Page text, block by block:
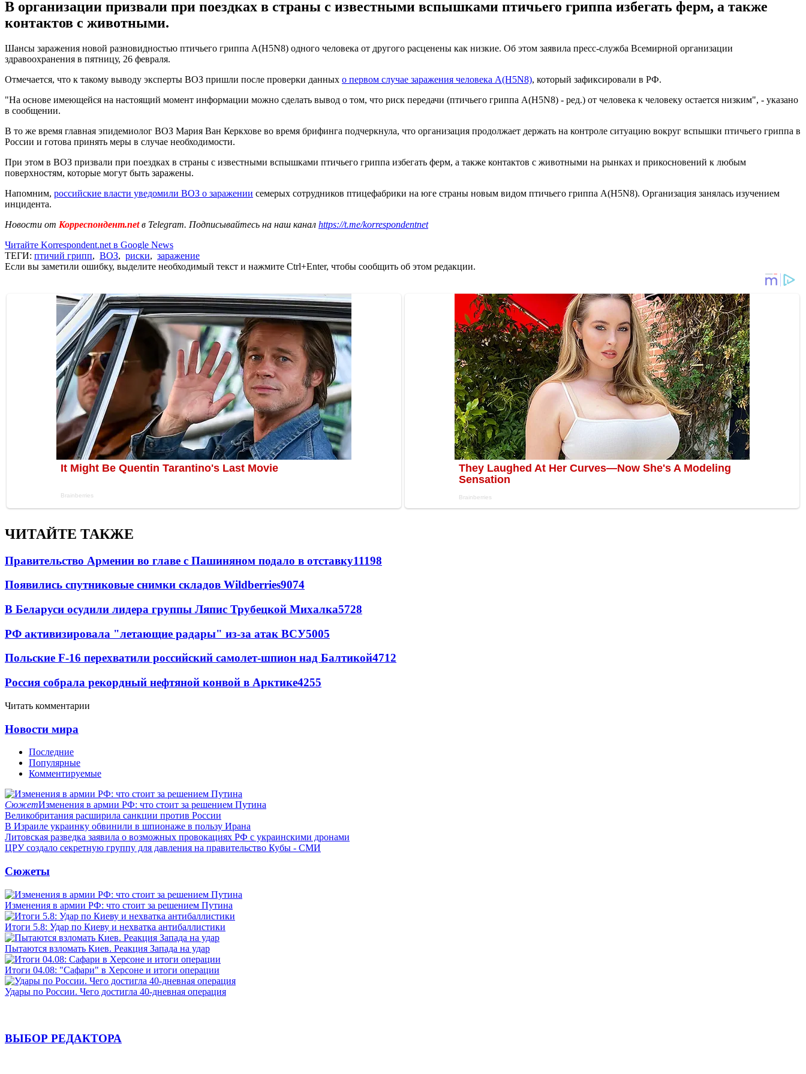
В организации призвали при поездках в страны с известными вспышками птичьего гриппа избегать ферм, а также
контактов с животными.
Шансы заражения новой разновидностью птичьего гриппа А(H5N8) одного человека от другого расценены как низкие. Об этом заявила пресс-служба Всемирной организации
здравоохранения в пятницу, 26 февраля.
Отмечается, что к такому выводу эксперты ВОЗ пришли после проверки данных о первом случае заражения человека А(H5N8), который зафиксировали в РФ.
"На основе имеющейся на настоящий момент информации можно сделать вывод о том, что риск передачи (птичьего гриппа А(H5N8) - ред.) от человека к человеку остается низким", - указано
в сообщении.
В то же время главная эпидемиолог ВОЗ Мария Ван Керкхове во время брифинга подчеркнула, что организация продолжает держать на контроле ситуацию вокруг вспышки птичьего гриппа в
России и готова принять меры в случае необходимости.
При этом в ВОЗ призвали при поездках в страны с известными вспышками птичьего гриппа избегать ферм, а также контактов с животными на рынках и прикосновений к любым
поверхностям, которые могут быть заражены.
Напомним, российские власти уведомили ВОЗ о заражении семерых сотрудников птицефабрики на юге страны новым видом птичьего гриппа A(H5N8). Организация занялась изучением
инцидента.
Новости от Корреспондент.netв Telegram. Подписывайтесь на наш канал https://t.me/korrespondentnet
Читайте Korrespondent.net в Google News
ТЕГИ: птичий грипп, ВОЗ, риски, заражение
Если вы заметили ошибку, выделите необходимый текст и нажмите Ctrl+Enter, чтобы сообщить об этом редакции.
ЧИТАЙТЕ ТАКЖЕ
Правительство Армении во главе с Пашиняном подало в отставку11198
Появились спутниковые снимки складов Wildberries9074
В Беларуси осудили лидера группы Ляпис Трубецкой Михалка5728
РФ активизировала "летающие радары" из-за атак ВСУ5005
Польские F-16 перехватили российский самолет-шпион над Балтикой4712
Россия собрала рекордный нефтяной конвой в Арктике4255
Читать комментарии
Новости мира
Последние
Популярные
Комментируемые
СюжетИзменения в армии РФ: что стоит за решением Путина
Великобритания расширила санкции против России
В Израиле украинку обвинили в шпионаже в пользу Ирана
Литовская разведка заявила о возможных провокациях РФ с украинскими дронами
ЦРУ создало секретную группу для давления на правительство Кубы - СМИ
Сюжеты
Изменения в армии РФ: что стоит за решением Путина
Итоги 5.8: Удар по Киеву и нехватка антибаллистики
Пытаются взломать Киев. Реакция Запада на удар
Итоги 04.08: "Сафари" в Херсоне и итоги операции
Удары по России. Чего достигла 40-дневная операция
ВЫБОР РЕДАКТОРА